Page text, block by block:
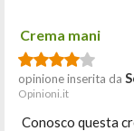
Crema mani
opinione inserita da
Opinioni.it
Conosco questa